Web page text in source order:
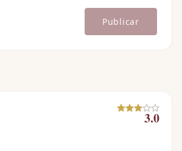
Publicar
3.0